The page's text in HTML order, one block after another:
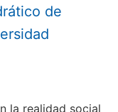
de
la realidad social